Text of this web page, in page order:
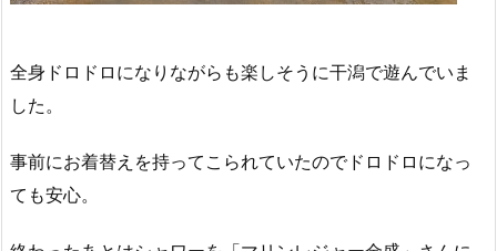
全身ドロドロになりながらも楽しそうに干潟で遊んでいま
した。
事前にお着替えを持ってこられていたのでドロドロになっ
ても安心。